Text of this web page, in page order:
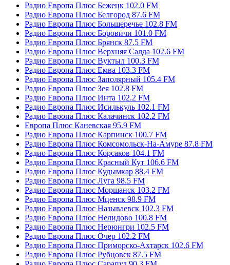
Радио Европа Плюс Бежецк 102.0 FM
Радио Европа Плюс Белгород 87.6 FM
Радио Европа Плюс Большеречье 102.8 FM
Радио Европа Плюс Боровичи 101.0 FM
Радио Европа Плюс Брянск 87.5 FM
Радио Европа Плюс Верхняя Салда 102.6 FM
Радио Европа Плюс Вуктыл 100.3 FM
Радио Европа Плюс Емва 103.3 FM
Радио Европа Плюс Заполярный 105.4 FM
Радио Европа Плюс Зея 102.8 FM
Радио Европа Плюс Инта 102.2 FM
Радио Европа Плюс Исилькуль 102.1 FM
Радио Европа Плюс Калачинск 102.2 FM
Европа Плюс Каневская 95.9 FM
Радио Европа Плюс Карпинск 100.7 FM
Радио Европа Плюс Комсомольск-На-Амуре 87.8 FM
Радио Европа Плюс Корсаков 104.1 FM
Радио Европа Плюс Красный Кут 106.6 FM
Радио Европа Плюс Кудымкар 88.4 FM
Радио Европа Плюс Луга 98.5 FM
Радио Европа Плюс Моршанск 103.2 FM
Радио Европа Плюс Мценск 98.9 FM
Радио Европа Плюс Называевск 102.3 FM
Радио Европа Плюс Нелидово 100.8 FM
Радио Европа Плюс Нерюнгри 102.5 FM
Радио Европа Плюс Очер 102.2 FM
Радио Европа Плюс Приморско-Ахтарск 102.6 FM
Радио Европа Плюс Рубцовск 87.5 FM